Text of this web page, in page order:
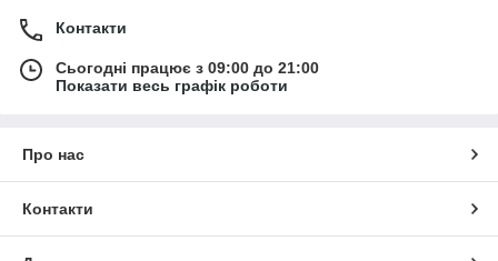
Контакти
Сьогодні працює з 09:00 до 21:00
Показати весь графік роботи
Про нас
Контакти